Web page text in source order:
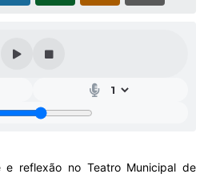
e reflexão no Teatro Municipal de